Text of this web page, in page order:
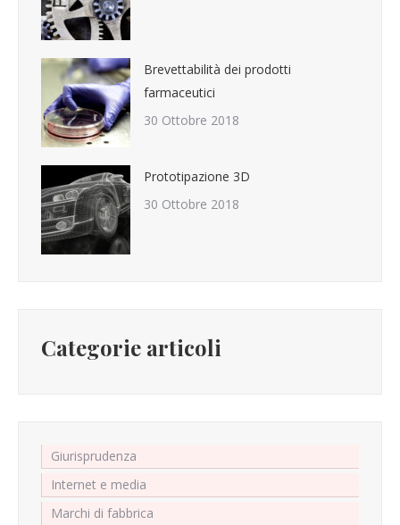
Brevettabilità dei prodotti
farmaceutici
30 Ottobre 2018
Prototipazione 3D
30 Ottobre 2018
Categorie articoli
Giurisprudenza
Internet e media
Marchi di fabbrica